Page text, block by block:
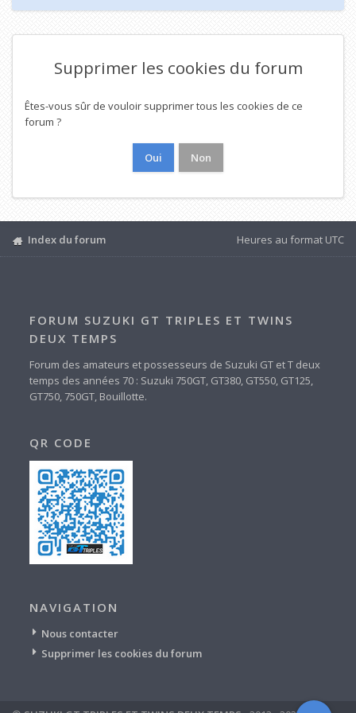
Supprimer les cookies du forum
Êtes-vous sûr de vouloir supprimer tous les cookies de ce
forum ?
Index du forum Heures au format UTC
FORUM SUZUKI GT TRIPLES ET TWINS
DEUX TEMPS
Forum des amateurs et possesseurs de Suzuki GT et T deux
temps des années 70 : Suzuki 750GT, GT380, GT550, GT125,
GT750, 750GT, Bouillotte.
QR CODE
NAVIGATION
Nous contacter
Supprimer les cookies du forum